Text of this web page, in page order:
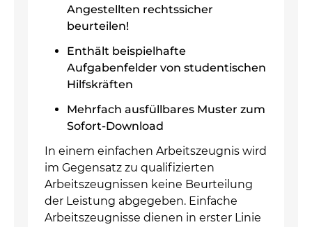
Angestellten rechtssicher
beurteilen!
Enthält beispielhafte
Aufgabenfelder von studentischen
Hilfskräften
Mehrfach ausfüllbares Muster zum
Sofort-Download
In einem einfachen Arbeitszeugnis wird
im Gegensatz zu qualifizierten
Arbeitszeugnissen keine Beurteilung
der Leistung abgegeben. Einfache
Arbeitszeugnisse dienen in erster Linie